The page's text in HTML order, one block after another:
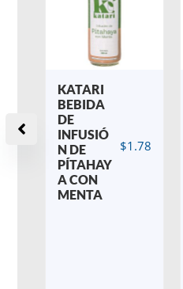
KATARI
BEBIDA
DE
INFUSIÓ
N DE
PÍTAHAY
A CON
MENTA
$1.78